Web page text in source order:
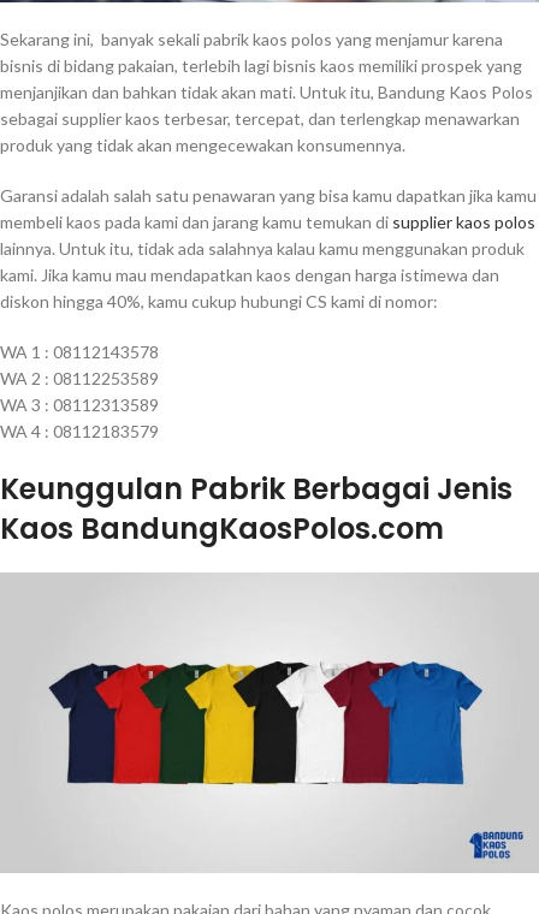
Sekarang ini, banyak sekali pabrik kaos polos yang menjamur karena
bisnis di bidang pakaian, terlebih lagi bisnis kaos memiliki prospek yang
menjanjikan dan bahkan tidak akan mati. Untuk itu, Bandung Kaos Polos
sebagai supplier kaos terbesar, tercepat, dan terlengkap menawarkan
produk yang tidak akan mengecewakan konsumennya.
Garansi adalah salah satu penawaran yang bisa kamu dapatkan jika kamu
membeli kaos pada kami dan jarang kamu temukan di supplier kaos polos
lainnya. Untuk itu, tidak ada salahnya kalau kamu menggunakan produk
kami. Jika kamu mau mendapatkan kaos dengan harga istimewa dan
diskon hingga 40%, kamu cukup hubungi CS kami di nomor:
WA 1 : 08112143578
WA 2 : 08112253589
WA 3 : 08112313589
WA 4 : 08112183579
Keunggulan Pabrik Berbagai Jenis
Kaos BandungKaosPolos.com